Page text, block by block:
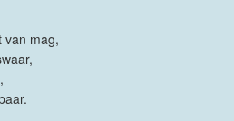
van mag,